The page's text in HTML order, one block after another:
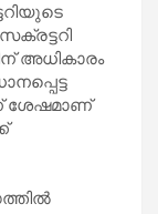
അധികാരം
ശേഷമാണ്